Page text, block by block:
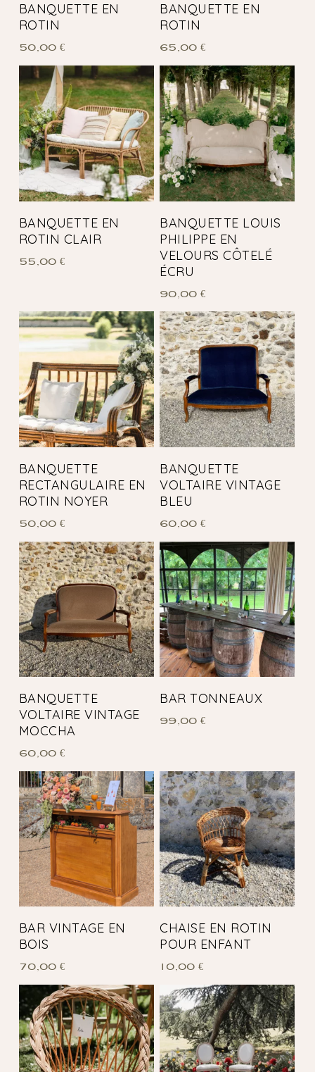
BANQUETTE EN
ROTIN
50,00 €
BANQUETTE EN
ROTIN
65,00€
BANQUETTE EN
ROTIN CLAIR
55,00 €
BANQUETTE LOUIS
PHILIPPE EN
VELOURS CÔTELÉ
ÉCRU
90,00€
BANQUETTE
RECTANGULAIRE EN
ROTIN NOYER
50,00 €
BANQUETTE
VOLTAIRE VINTAGE
BLEU
60,00€
BANQUETTE
VOLTAIRE VINTAGE
MOCCHA
60,00 €
BAR TONNEAUX
99,00€
BAR VINTAGE EN
BOIS
70,00 €
CHAISE EN ROTIN
POUR ENFANT
10,00€